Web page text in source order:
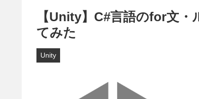
【Unity】C#言語のfor文
てみた
Unity